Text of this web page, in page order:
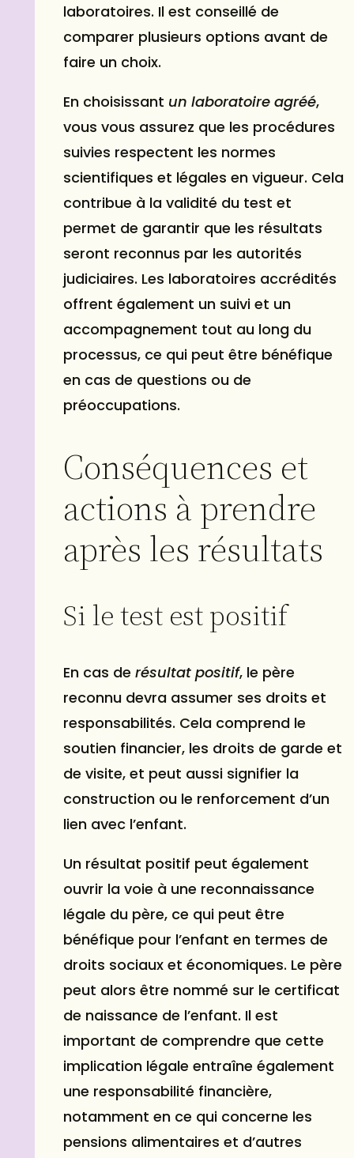
laboratoires. Il est conseillé de
comparer plusieurs options avant de
faire un choix.
En choisissant un laboratoire agréé,
vous vous assurez que les procédures
suivies respectent les normes
scientifiques et légales en vigueur. Cela
contribue à la validité du test et
permet de garantir que les résultats
seront reconnus par les autorités
judiciaires. Les laboratoires accrédités
offrent également un suivi et un
accompagnement tout au long du
processus, ce qui peut être bénéfique
en cas de questions ou de
préoccupations.
Conséquences et
actions à prendre
après les résultats
Si le test est positif
En cas de résultat positif, le père
reconnu devra assumer ses droits et
responsabilités. Cela comprend le
soutien financier, les droits de garde et
de visite, et peut aussi signifier la
construction ou le renforcement d’un
lien avec l’enfant.
Un résultat positif peut également
ouvrir la voie à une reconnaissance
légale du père, ce qui peut être
bénéfique pour l’enfant en termes de
droits sociaux et économiques. Le père
peut alors être nommé sur le certificat
de naissance de l’enfant. Il est
important de comprendre que cette
implication légale entraîne également
une responsabilité financière,
notamment en ce qui concerne les
pensions alimentaires et d’autres